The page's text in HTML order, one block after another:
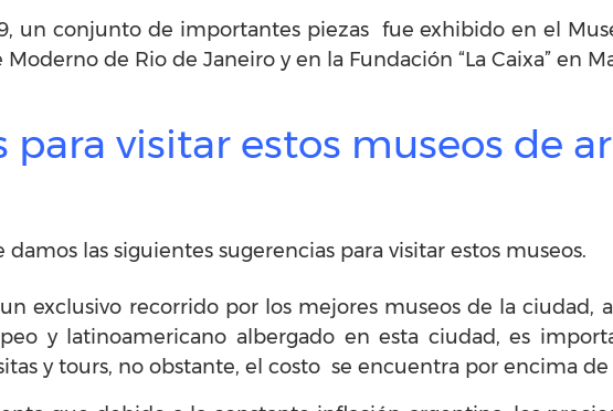
un conjunto de importantes piezas fue exhibido en el
de Rio de Janeiro y en la Fundación “La Caixa” en
para visitar estos museos de
las siguientes sugerencias para visitar estos museos.
exclusivo recorrido por los mejores museos de la ciudad,
y latinoamericano albergado en esta ciudad, es
y tours, no obstante, el costo se encuentra por encima de